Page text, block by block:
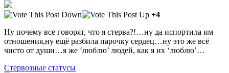
+4
Ну почему все говорят, что я стерва?!…ну да испортила им
отношения,ну ещё разбила парочку сердец…ну это же всё
чисто от души…я же ‘люблю’ людей, как я их ‘люблю’…
Стервозные статусы